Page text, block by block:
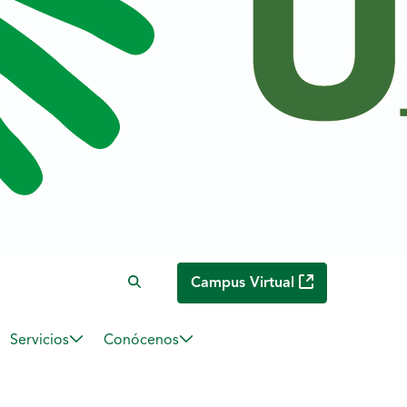
Campus Virtual
Servicios Conócenos